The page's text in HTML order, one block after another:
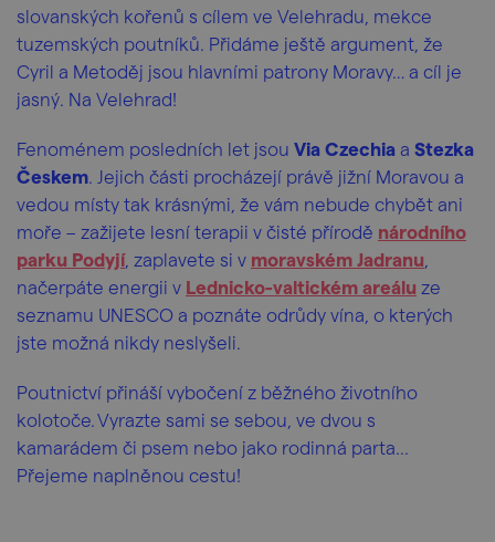
slovanských kořenů s cílem ve Velehradu, mekce
tuzemských poutníků. Přidáme ještě argument, že
Cyril a Metoděj jsou hlavními patrony Moravy… a cíl je
jasný. Na Velehrad!
Fenoménem posledních let jsou Via Czechia a Stezka
Českem. Jejich části procházejí právě jižní Moravou a
vedou místy tak krásnými, že vám nebude chybět ani
moře – zažijete lesní terapii v čisté přírodě národního
parku Podyjí, zaplavete si v moravském Jadranu
načerpáte energii v Lednicko-valtickém areálu ze
seznamu UNESCO a poznáte odrůdy vína, o kterých
jste možná nikdy neslyšeli.
Poutnictví přináší vybočení z běžného životního
kolotoče. Vyrazte sami se sebou, ve dvou s
kamarádem či psem nebo jako rodinná parta...
Přejeme naplněnou cestu!